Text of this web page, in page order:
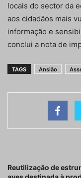
locais do sector da
aos cidadãos mais
informação e
conclui a nota de
TAGS Ansião
Reutilização de